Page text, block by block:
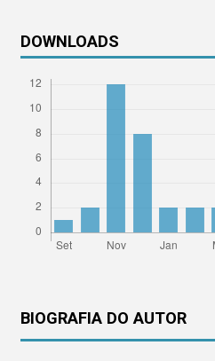
DOWNLOADS
BIOGRAFIA DO AUTOR